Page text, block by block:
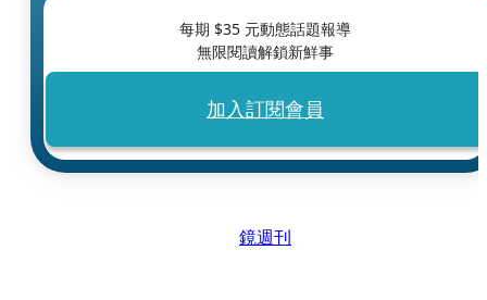
每期 $35 元動態話題報導
無限閱讀解鎖新鮮事
加入訂閱會員
鏡週刊